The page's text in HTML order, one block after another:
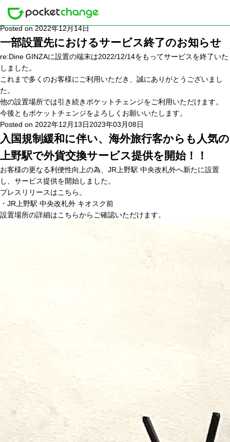
月別: 2022年12月
Posted on 2022年12月14日
一部設置先におけるサービス終了のお知らせ
re:Dine GINZAに設置の端末は2022/12/14をもってサービスを終了いた
しました。
これまで多くのお客様にご利用いただき、誠にありがとうございまし
た。
他の設置場所では引き続きポケットチェンジをご利用いただけます。
今後ともポケットチェンジをよろしくお願いいたします。
Posted on 2022年12月13日2023年03月08日
入国規制緩和に伴い、海外旅行客からも人気の
上野駅で外貨交換サービス提供を開始！！
お客様の更なる利便性向上の為、JR上野駅 中央改札外へ新たに設置
し、サービス提供を開始しました。
プレスリリースはこちら 。
・JR上野駅 中央改札外 キオスク前
設置場所の詳細はこちらからご確認いただけます。